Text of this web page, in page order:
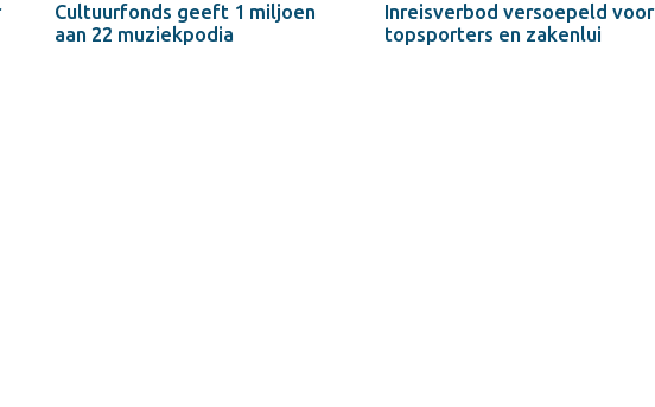
Cultuurfonds geeft 1 miljoen
aan 22 muziekpodia
Inreisverbod versoepeld voor
topsporters en zakenlui